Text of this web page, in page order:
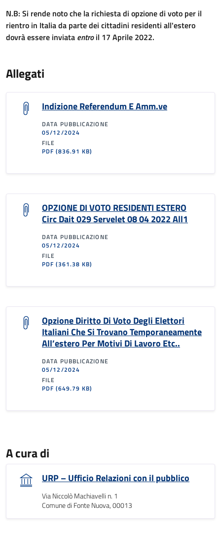
N.B: Si rende noto che la richiesta di opzione di voto per il
rientro in Italia da parte dei cittadini residenti all'estero
dovrà essere inviata entroil 17 Aprile 2022.
Allegati
Indizione Referendum E Amm.ve
DATA PUBBLICAZIONE
05/12/2024
FILE
PDF(836.91 KB)
OPZIONE DI VOTO RESIDENTI ESTERO
Circ Dait 029 Servelet 08 04 2022 All1
DATA PUBBLICAZIONE
05/12/2024
FILE
PDF(361.38 KB)
Opzione Diritto Di Voto Degli Elettori
Italiani Che Si Trovano Temporaneamente
All’estero Per Motivi Di Lavoro Etc..
DATA PUBBLICAZIONE
05/12/2024
FILE
PDF(649.79 KB)
A cura di
URP – Ufficio Relazioni con il pubblico
Via Niccolò Machiavelli n. 1
Comune di Fonte Nuova, 00013